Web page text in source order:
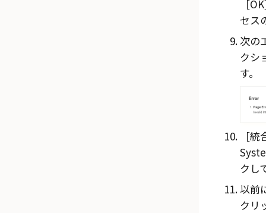
OK
セス
次の
クシ
す。
統
クし
以前
クリ